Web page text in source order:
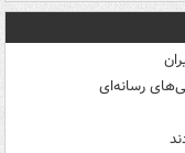
رسانه‌ای